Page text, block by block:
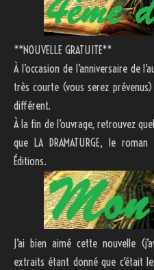
**NOUVELLE GRATUITE**
À l’occasion de l’anniversaire de
très courte (vous serez
différent.
À la fin de l’ouvrage, retrouvez
que LA DRAMATURGE, le
Éditions.
J’ai bien aimé cette nouvelle
extraits étant donné que c’était